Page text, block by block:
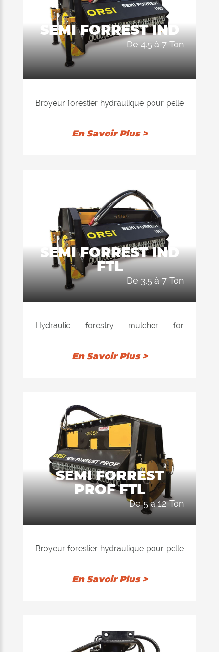
SEMI FORREST IND
de 4.5 à 7 Ton
Broyeur forestier hydraulique pour pelle
En Savoir Plus >
SEMI FORREST IND
FTL
de 3.5 à 7 Ton
Hydraulic forestry mulcher for
En Savoir Plus >
SEMI FORREST
PROF FTL
de 5 à 12 Ton
Broyeur forestier hydraulique pour pelle
En Savoir Plus >